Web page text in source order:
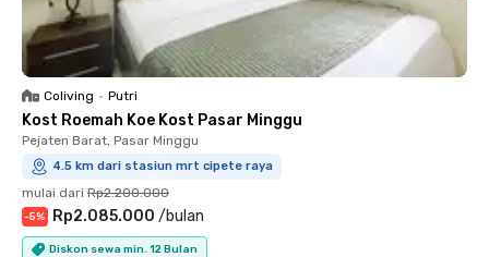
Coliving • Putri
Kost Roemah Koe Kost Pasar Minggu
Pejaten Barat, Pasar Minggu
4.5 km dari stasiun mrt cipete raya
mulai dari Rp2.200.000
-5% Rp2.085.000 /bulan
Diskon sewa min. 12 Bulan